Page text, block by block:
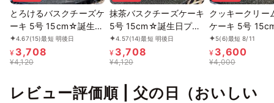
とろけるバスクチーズケ
ーキ 5号 15cm☆誕生日
プレゼントや記念日やバ
ースデーお祝いにも☆
4.67(15)最短 明後日
¥ 3,708
¥4,120
抹茶バスクチーズケーキ
5号 15cm☆誕生日プレ
ゼントや記念日やバース
デーお祝いにも☆
4.57(14)最短 明後日
¥ 3,708
¥4,120
クッキークリー
ケーキ 5号
生日ギフトやバ
ケーキやお祝い
トにも☆
5(6)最短 8/11
¥ 3,600
¥4,000
レビュー評価順 | 父の日（おいしい